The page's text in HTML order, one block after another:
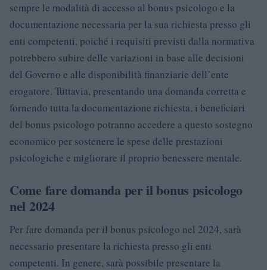
sempre le modalità di accesso al bonus psicologo e la
documentazione necessaria per la sua richiesta presso gli
enti competenti, poiché i requisiti previsti dalla normativa
potrebbero subire delle variazioni in base alle decisioni
del Governo e alle disponibilità finanziarie dell’ente
erogatore. Tuttavia, presentando una domanda corretta e
fornendo tutta la documentazione richiesta, i beneficiari
del bonus psicologo potranno accedere a questo sostegno
economico per sostenere le spese delle prestazioni
psicologiche e migliorare il proprio benessere mentale.
Come fare domanda per il bonus psicologo
nel 2024
Per fare domanda per il bonus psicologo nel 2024, sarà
necessario presentare la richiesta presso gli enti
competenti. In genere, sarà possibile presentare la